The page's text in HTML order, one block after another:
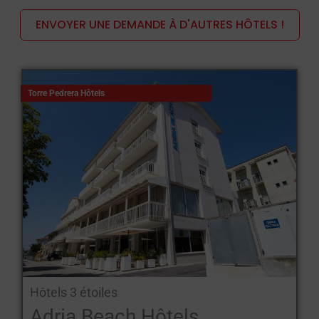
gestion souvent familiale reflétant la tradition d'hospitalité de la
Romagne.
Situation : la plupart des hôtels sont situés en bord de mer ou
très près de la plage, avec un accès direct à la mer et à la
promenade piétonne, idéale pour les promenades et les
activités sportives.
Services aux familles : animations pour enfants et adultes, aires
de jeux, baby-sitters, chaises hautes, lits d'enfants et menus
flexibles pour les plus petits. Certains hôtels disposent de
piscines chauffées et d'espaces de détente dédiés aux familles.
Cuisine : menu typique de la Romagne avec des plats frais et
produits faits maison et des propositions différentes chaque
ENVOYER UNE DEMANDE À D'AUTRES HÔTELS !
Torre Pedrera Hôtels
Hôtels 3 étoiles